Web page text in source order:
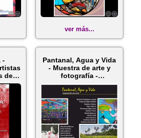
ver más...
-
de
Pantanal, Agua y Vida
- Muestra de arte y
fotografía -
Miércoles,...